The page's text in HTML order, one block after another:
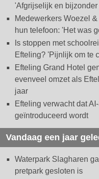
'Afgrijselijk en
Medewerkers Woezel
hun telefoon: 'Het was
Is stoppen met
Efteling? 'Pijnlijk om te
Efteling Grand Hotel
evenveel omzet als
jaar
Efteling verwacht dat
geïntroduceerd wordt
Vandaag een jaar
Waterpark Slagharen
pretpark gesloten is